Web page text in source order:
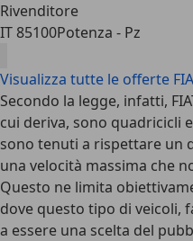
Rivenditore
IT 85100Potenza - Pz
Visualizza tutte le offerte
Secondo la legge, infatti,
cui deriva, sono quadricicli
sono tenuti a rispettare un
una velocità massima che
Questo ne limita
dove questo tipo di veicoli,
a essere una scelta del